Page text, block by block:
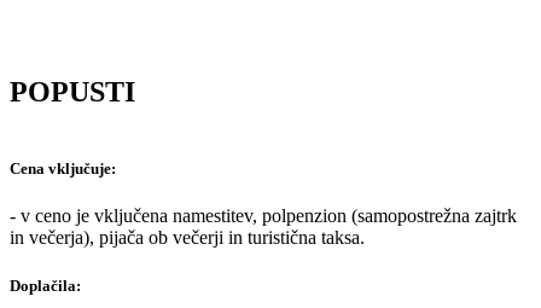
POPUSTI
Cena vključuje:
- v ceno je vključena namestitev, polpenzion (samopostrežna zajtrk
in večerja), pijača ob večerji in turistična taksa.
Doplačila: